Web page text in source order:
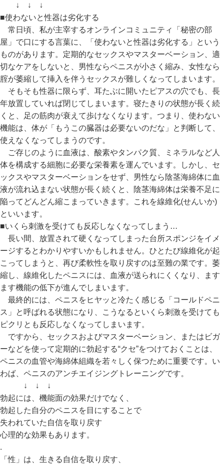
↓ ↓ ↓
■使わないと性器は劣化する
常日頃、私が主宰するオンラインコミュニティ「秘密の部
屋」で口にする言葉に、「使わないと性器は劣化する」という
ものがあります。定期的なセックスやマスターベーション、適
切なケアをしないと、男性ならペニスが小さく縮み、女性なら
腟が萎縮して挿入を伴うセックスが難しくなってしまいます。
そもそも性器に限らず、耳たぶに開いたピアスの穴でも、長
年放置していれば閉じてしまいます。寝たきりの状態が長く続
くと、足の筋肉が衰えて歩けなくなります。つまり、使わない
機能は、体が「もうこの臓器は必要ないのだな」と判断して、
使えなくなってしまうのです。
ご存じのように血液は、酸素やタンパク質、ミネラルなど人
体を構成する細胞に必要な栄養素を運んでいます。しかし、セ
ックスやマスターベーションをせず、男性なら陰茎海綿体に血
液が流れ込まない状態が長く続くと、陰茎海綿体は栄養不足に
陥ってどんどん縮こまっていきます。これを線維化(せんいか)
といいます。
■いくら刺激を受けても反応しなくなってしまう…
長い間、放置されて硬くなってしまった台所スポンジをイメ
ージするとわかりやすいかもしれません。ひとたび線維化が起
こってしまうと、再び柔軟性を取り戻すのは至難の業です。萎
縮し、線維化したペニスには、血液が送られにくくなり、ます
ます機能の低下が進んでしまいます。
最終的には、ペニスをヒヤッと冷たく感じる「コールドペニ
ス」と呼ばれる状態になり、こうなるといくら刺激を受けても
ピクリとも反応しなくなってしまいます。
ですから、セックスおよびマスターベーション、またはビガ
ーなどを使って定期的に勃起する“クセ”をつけておくことは、
ペニスの血管や海綿体組織を若々しく保つために重要です。い
わば、ペニスのアンチエイジングトレーニングです。
↓ ↓ ↓
勃起には、機能面の効果だけでなく、
勃起した自分のペニスを目にすることで
失われていた自信を取り戻す
心理的な効果もあります。
.
「性」は、生きる自信を取り戻す、